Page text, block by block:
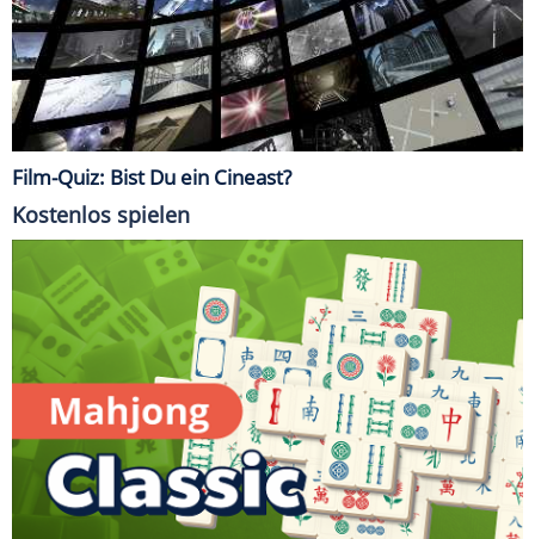
Film-Quiz: Bist Du ein Cineast?
Kostenlos spielen